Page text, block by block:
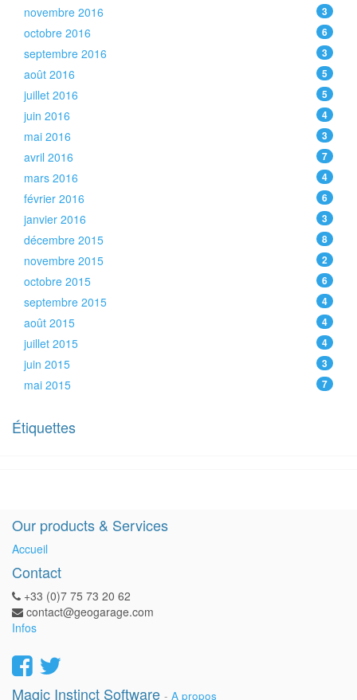
novembre 2016 3
octobre 2016 6
septembre 2016 3
août 2016 5
juillet 2016 5
juin 2016 4
mai 2016 3
avril 2016 7
mars 2016 4
février 2016 6
janvier 2016 3
décembre 2015 8
novembre 2015 2
octobre 2015 6
septembre 2015 4
août 2015 4
juillet 2015 4
juin 2015 3
mai 2015 7
Étiquettes
Our products & Services
Accueil
Contact
+33 (0)7 75 73 20 62
contact@geogarage.com
Infos
Magic Instinct Software - A propos